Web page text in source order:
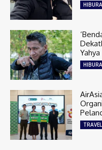
Yahya
TRAVEL